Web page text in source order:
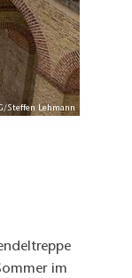
Steffen Lehmann
im